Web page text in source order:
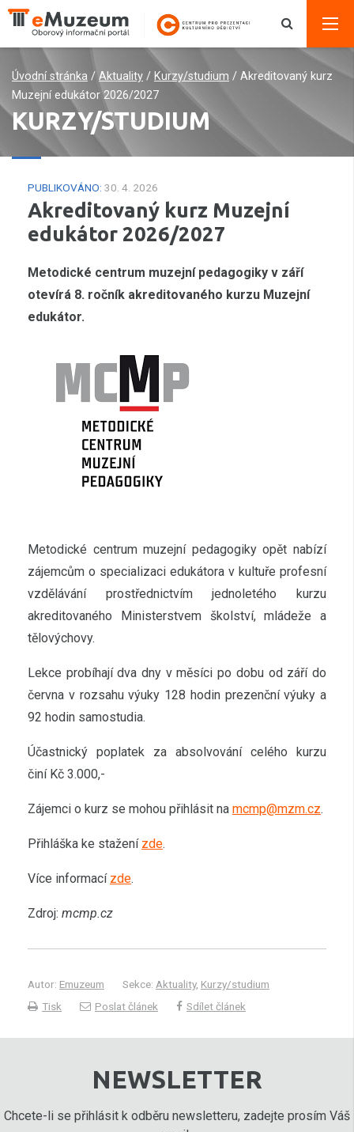
Úvodní stránka / Aktuality / Kurzy/studium / Akreditovaný kurz
Muzejní edukátor 2026/2027
KURZY/STUDIUM
PUBLIKOVÁNO: 30. 4. 2026
Akreditovaný kurz Muzejní
edukátor 2026/2027
Metodické centrum muzejní pedagogiky v září
otevírá 8. ročník akreditovaného kurzu Muzejní
edukátor.
Metodické centrum muzejní pedagogiky opět nabízí
zájemcům o specializaci edukátora v kultuře profesní
vzdělávání prostřednictvím jednoletého kurzu
akreditovaného Ministerstvem školství, mládeže a
tělovýchovy.
Lekce probíhají dva dny v měsíci po dobu od září do
června v rozsahu výuky 128 hodin prezenční výuky a
92 hodin samostudia.
Účastnický poplatek za absolvování celého kurzu
činí Kč 3.000,-
Zájemci o kurz se mohou přihlásit na mcmp@mzm.cz.
Přihláška ke stažení zde.
Více informací zde.
Zdroj: mcmp.cz
Autor: Emuzeum Sekce: Aktuality, Kurzy/studium
Tisk
Poslat článek Sdílet článek
NEWSLETTER
Chcete-li se přihlásit k odběru newsletteru, zadejte prosím Váš